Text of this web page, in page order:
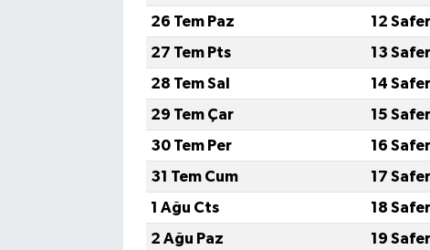
26 Tem Paz
12
27 Tem Pts
13
28 Tem Sal
14
29 Tem Çar
15
30 Tem Per
16
31 Tem Cum
17
1 Ağu Cts
18
2 Ağu Paz
19